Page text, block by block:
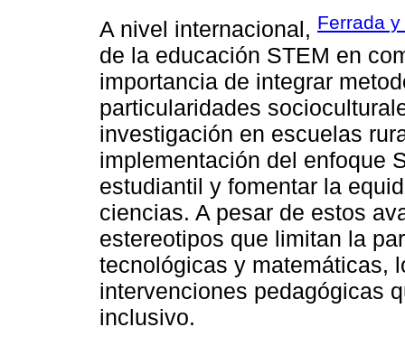
A nivel internacional, Ferrada
de la educación STEM en
importancia de integrar
particularidades
investigación en escuelas
implementación del enfoque
estudiantil y fomentar la
ciencias. A pesar de estos
estereotipos que limitan la
tecnológicas y matemáticas,
intervenciones pedagógicas
inclusivo.